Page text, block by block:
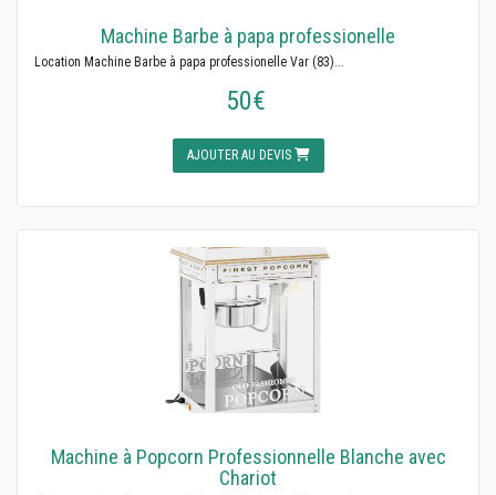
Machine Barbe à papa professionelle
Location Machine Barbe à papa professionelle Var (83)...
50€
AJOUTER AU DEVIS
Machine à Popcorn Professionnelle Blanche avec
Chariot